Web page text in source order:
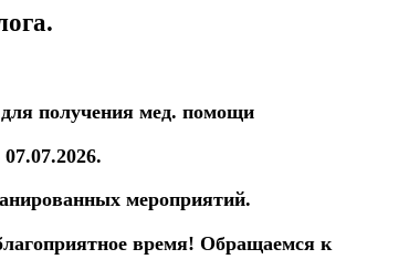
получения мед. помощи
мероприятий.
время! Обращаемся к